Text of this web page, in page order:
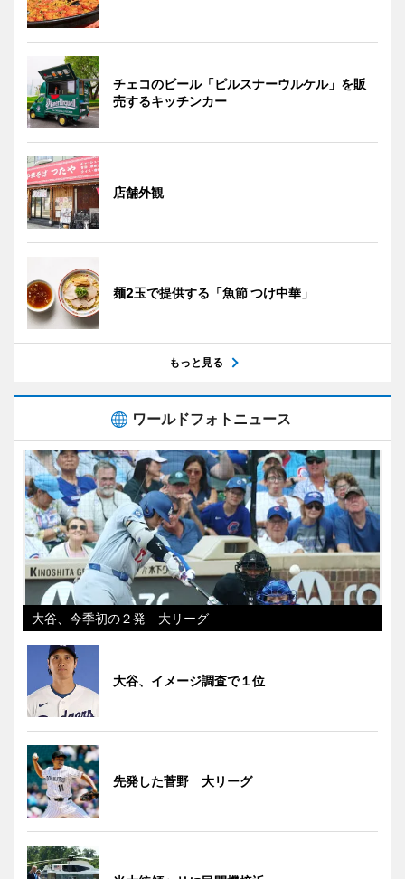
チェコのビール「ピルスナーウルケル」を販
売するキッチンカー
店舗外観
麺2玉で提供する「魚節 つけ中華」
もっと見る
ワールドフォトニュース
大谷、今季初の２発 大リーグ
大谷、イメージ調査で１位
先発した菅野 大リーグ